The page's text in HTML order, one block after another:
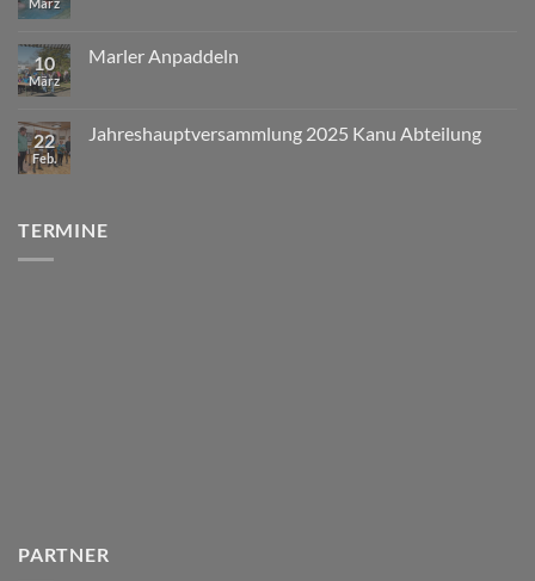
März
10
März
Marler Anpaddeln
22
Feb.
Jahreshauptversammlung 2025 Kanu Abteilung
TERMINE
PARTNER